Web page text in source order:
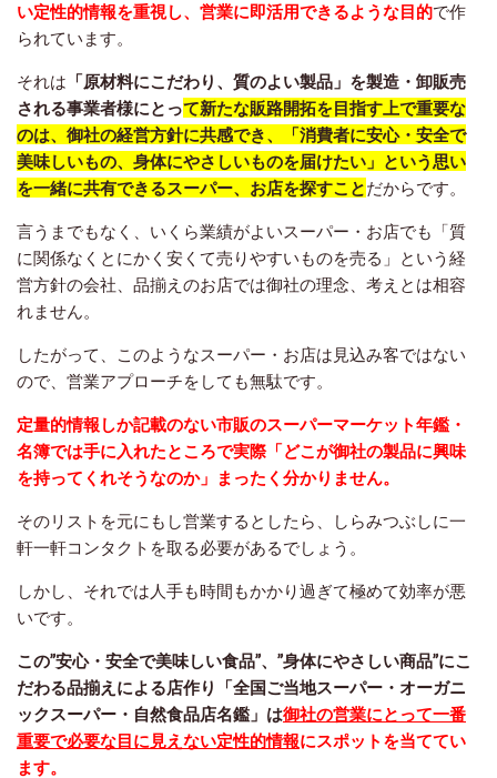
い定性的情報を重視し、営業に即活用できるような目的で作
られています。
それは 「原材料にこだわり、質のよい製品」を製造・卸販売
される事業者様にとって新たな販路開拓を目指す上で重要な
のは、御社の経営方針に共感でき、「消費者に安心・安全で
美味しいもの、身体にやさしいものを届けたい」という思い
を一緒に共有できるスーパー、お店を探すことだからです。
言うまでもなく、いくら業績がよいスーパー・お店でも「質
に関係なくとにかく安くて売りやすいものを売る」という経
営方針の会社、品揃えのお店では御社の理念、考えとは相容
れません。
したがって、このようなスーパー・お店は見込み客ではない
ので、営業アプローチをしても無駄です。
定量的情報しか記載のない市販のスーパーマーケット年鑑・
名簿では手に入れたところで実際「どこが御社の製品に興味
を持ってくれそうなのか」まったく分かりません。
そのリストを元にもし営業するとしたら、しらみつぶしに一
軒一軒コンタクトを取る必要があるでしょう。
しかし、それでは人手も時間もかかり過ぎて極めて効率が悪
いです。
この”安心・安全で美味しい食品”、”身体にやさしい商品”にこ
だわる品揃えによる店作り「全国ご当地スーパー・オーガニ
ックスーパー・自然食品店名鑑」は御社の営業にとって一番
重要で必要な目に見えない定性的情報にスポットを当ててい
ます。